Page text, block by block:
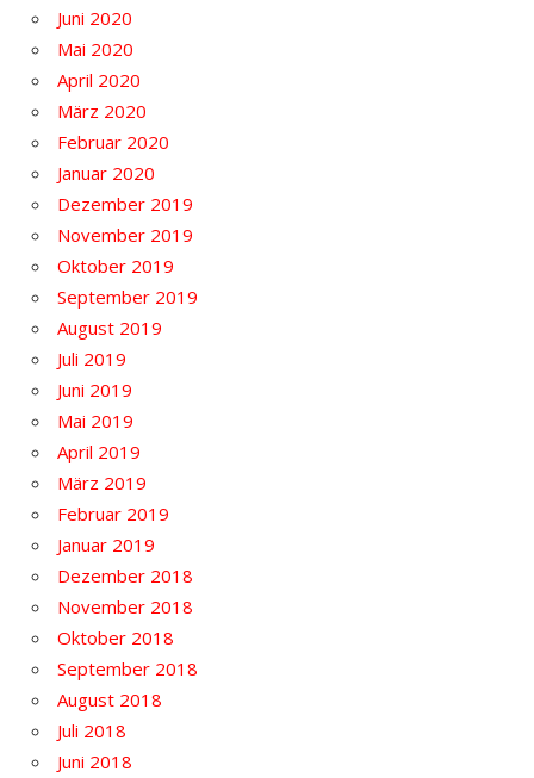
Juni 2020
Mai 2020
April 2020
März 2020
Februar 2020
Januar 2020
Dezember 2019
November 2019
Oktober 2019
September 2019
August 2019
Juli 2019
Juni 2019
Mai 2019
April 2019
März 2019
Februar 2019
Januar 2019
Dezember 2018
November 2018
Oktober 2018
September 2018
August 2018
Juli 2018
Juni 2018